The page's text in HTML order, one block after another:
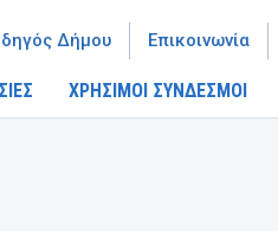
ΧΡΗΣΙΜΟΙ ΣΥΝΔΕΣΜΟΙ
Δήμου Επικοινωνία